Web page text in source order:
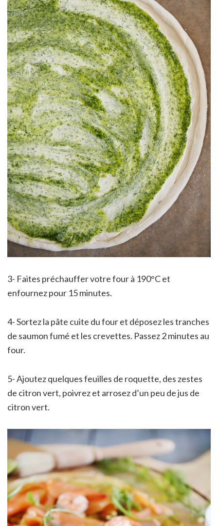
3- Faites préchauffer votre four à 190°C et
enfournez pour 15 minutes.
4- Sortez la pâte cuite du four et déposez les tranches
de saumon fumé et les crevettes. Passez 2 minutes au
four.
5- Ajoutez quelques feuilles de roquette, des zestes
de citron vert, poivrez et arrosez d’un peu de jus de
citron vert.